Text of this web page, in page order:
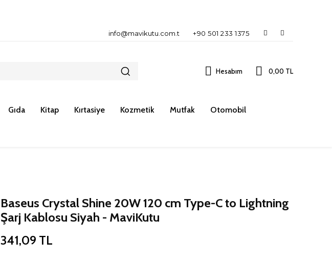
info@mavikutu.com.t +90 501 233 1375
Hesabım 0,00 TL
Gıda Kitap Kırtasiye Kozmetik Mutfak Otomobil
Baseus Crystal Shine 20W 120 cm Type-C to Lightning
Şarj Kablosu Siyah - MaviKutu
341,09 TL